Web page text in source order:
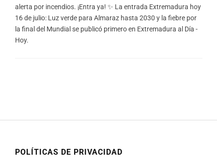
alerta por incendios. ¡Entra ya! ✨ La entrada Extremadura hoy
16 de julio: Luz verde para Almaraz hasta 2030 y la fiebre por
la final del Mundial se publicó primero en Extremadura al Día -
Hoy.
POLÍTICAS DE PRIVACIDAD